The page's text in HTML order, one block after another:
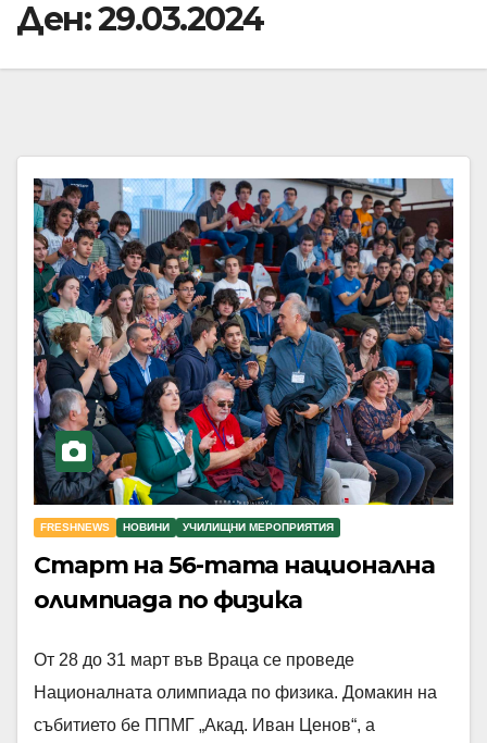
Ден:29.03.2024
FRESHNEWS НОВИНИ УЧИЛИЩНИ МЕРОПРИЯТИЯ
Старт на 56-тата национална
олимпиада по физика
От 28 до 31 март във Враца се проведе
Националната олимпиада по физика. Домакин на
събитието бе ППМГ „Акад. Иван Ценов“, а